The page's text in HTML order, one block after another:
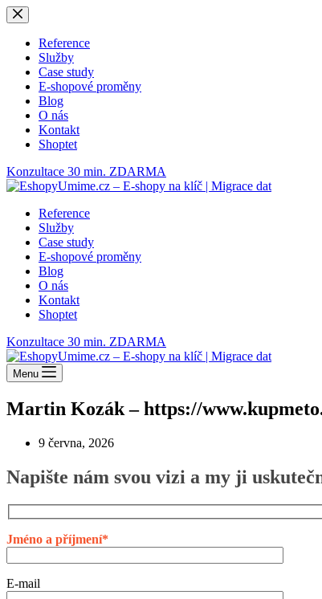
Skip
to
contentReference
Služby
Case study
E-shopové proměny
Blog
O nás
Kontakt
Shoptet
Konzultace 30 min. ZDARMA
Reference
Služby
Case study
E-shopové proměny
Blog
O nás
Kontakt
Shoptet
Konzultace 30 min. ZDARMA
Menu
Martin Kozák – https://
9 června, 2026
Napište nám svou vizi a my ji
Jméno a příjmení*
E-mail